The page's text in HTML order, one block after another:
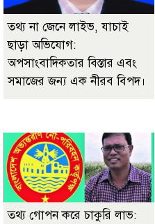
তথ্য না জেনে লাইভ, যাচাই
ছাড়া অভিযোগ:
অপসাংবাদিকতার বিস্তার এবং
সমাজের জন্য এক নীরব বিপদ।
তথ্য গোপন করে চাকুরি লাভ: